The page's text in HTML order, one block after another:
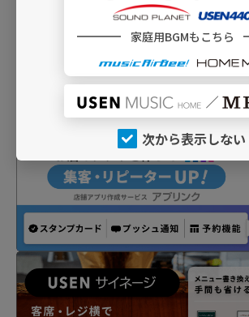
家庭用BGMもこちら
次から表示しない